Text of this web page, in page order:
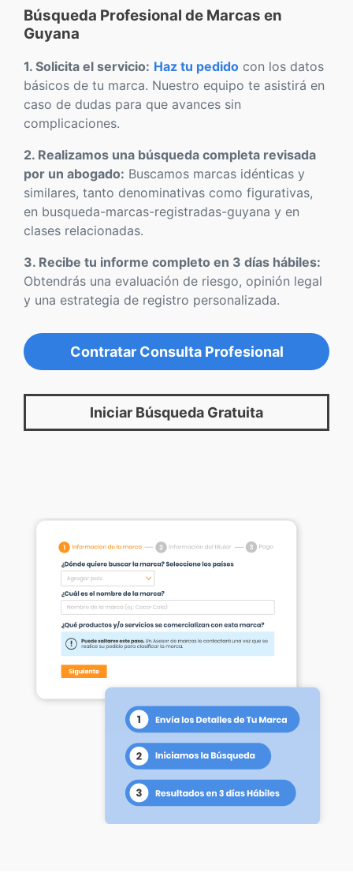
Búsqueda Profesional de Marcas en
Guyana
1. Solicita el servicio: Haz tu pedido con los datos
básicos de tu marca. Nuestro equipo te asistirá en
caso de dudas para que avances sin
complicaciones.
2. Realizamos una búsqueda completa revisada
por un abogado: Buscamos marcas idénticas y
similares, tanto denominativas como figurativas,
en busqueda-marcas-registradas-guyana y en
clases relacionadas.
3. Recibe tu informe completo en 3 días hábiles:
Obtendrás una evaluación de riesgo, opinión legal
y una estrategia de registro personalizada.
Contratar Consulta Profesional
Iniciar Búsqueda Gratuita